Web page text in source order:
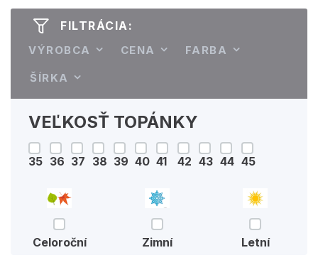
FILTRÁCIA:
VÝROBCA CENA FARBA
ŠÍRKA
VEĽKOSŤ TOPÁNKY
35 36 37 38 39 40 41 42 43 44 45
Celoroční Zimní Letní